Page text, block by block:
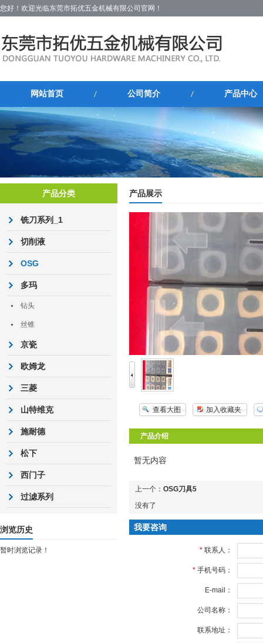
您好！欢迎光临东莞市拓优五金机械有限公司官网！
网站首页 公司简介 产品中心
产品分类
铣刀系列_1
切削液
OSG
多玛
钻头
丝锥
京瓷
欧姆龙
三菱
山特维克
施耐德
松下
西门子
过滤系列
浏览历史
暂时浏览记录！
产品展示
查看大图 加入收藏夹
产品介绍
暂无内容
上一个： OSG刀具5
没有了
我要咨询
* 联系人：
* 手机号码：
E-mail：
公司名称：
联系地址：